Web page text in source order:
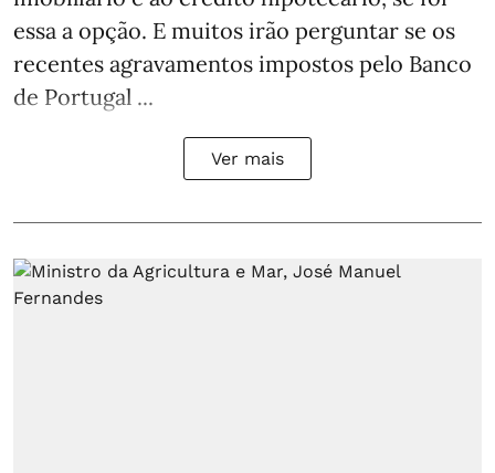
essa a opção. E muitos irão perguntar se os
recentes agravamentos impostos pelo Banco
de Portugal ...
Ver mais